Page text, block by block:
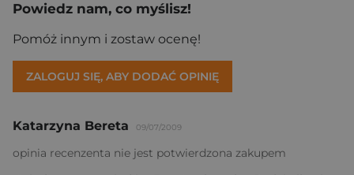
Powiedz nam, co myślisz!
Pomóż innym i zostaw ocenę!
ZALOGUJ SIĘ, ABY DODAĆ OPINIĘ
Katarzyna Bereta 09/07/2009
opinia recenzenta nie jest potwierdzona zakupem